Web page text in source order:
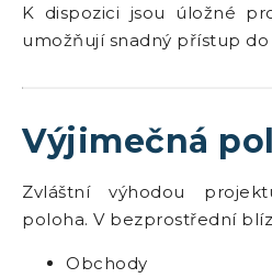
K dispozici jsou úložné
umožňují snadný přístup
Výjimečná
Zvláštní výhodou
poloha. V bezprostřední
Obchody